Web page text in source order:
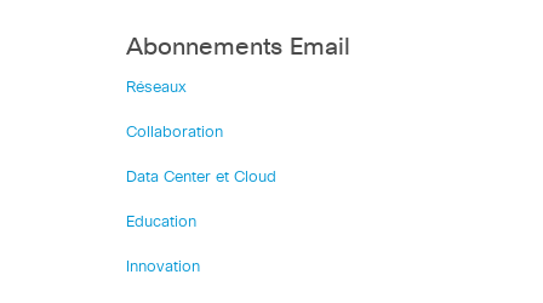
Abonnements Email
Réseaux
Collaboration
Data Center et Cloud
Education
Innovation